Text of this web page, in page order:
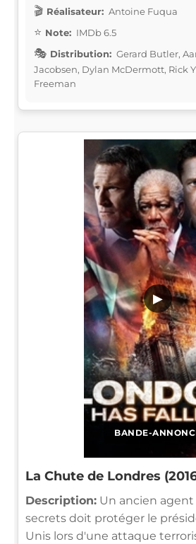
Réalisateur: Antoine Fuqua
Note: IMDb 6.5
Distribution: Gerard Butler,
Jacobsen, Dylan McDermott, Rick
Freeman
BANDE-
▶
La Chute de Londres
Description: Un ancien agent
secrets doit protéger le
Unis lors d'une attaque